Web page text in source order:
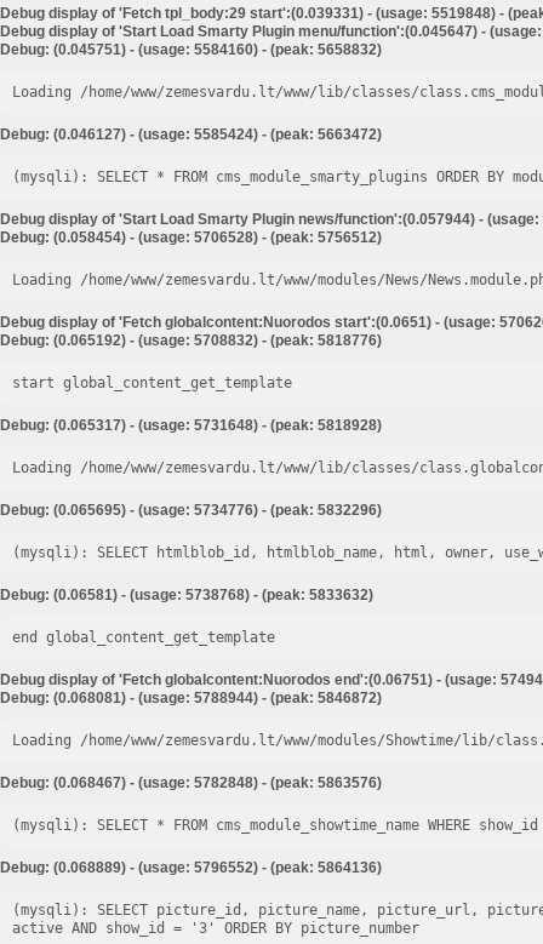
Debug display of 'Fetch tpl_body:29 start':(0.039331) - (usage: 5519848) -
Debug display of 'Start Load Smarty Plugin menu/function':(0.045647) -
Debug: (0.045751) - (usage: 5584160) - (peak: 5658832)
Loading /home/www/zemesvardu.lt/www/lib/classes/
Debug: (0.046127) - (usage: 5585424) - (peak: 5663472)
Debug display of 'Start Load Smarty Plugin news/function':(0.057944) -
Debug: (0.058454) - (usage: 5706528) - (peak: 5756512)
Loading /home/www/zemesvardu.lt/www/modules/News/
Debug display of 'Fetch globalcontent:Nuorodos start':(0.0651) - (usage:
Debug: (0.065192) - (usage: 5708832) - (peak: 5818776)
start global_content_get_template
Debug: (0.065317) - (usage: 5731648) - (peak: 5818928)
Loading /home/www/zemesvardu.lt/www/lib/classes/
Debug: (0.065695) - (usage: 5734776) - (peak: 5832296)
Debug: (0.06581) - (usage: 5738768) - (peak: 5833632)
end global_content_get_template
Debug display of 'Fetch globalcontent:Nuorodos end':(0.06751) - (usage:
Debug: (0.068081) - (usage: 5788944) - (peak: 5846872)
Loading /home/www/zemesvardu.lt/www/modules/Showtime/lib/
Debug: (0.068467) - (usage: 5782848) - (peak: 5863576)
Debug: (0.068889) - (usage: 5796552) - (peak: 5864136)
(mysqli): SELECT picture_id, picture_name, picture_url,